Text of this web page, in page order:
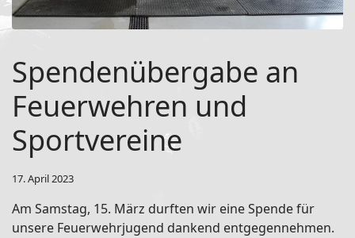
Spendenübergabe an
Feuerwehren und
Sportvereine
17. April 2023
Am Samstag, 15. März durften wir eine Spende für
unsere Feuerwehrjugend dankend entgegennehmen.